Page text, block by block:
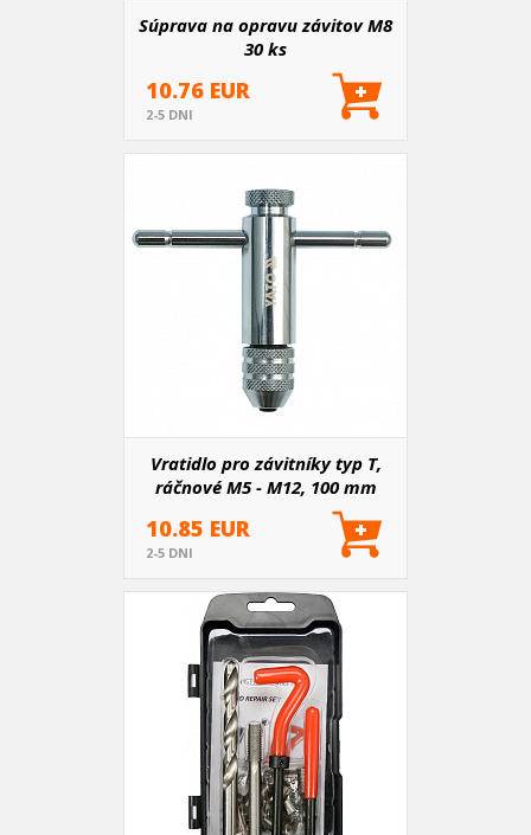
Súprava na opravu závitov M8
30 ks
10.76 EUR
2-5 DNI
Vratidlo pro závitníky typ T,
ráčnové M5 - M12, 100 mm
10.85 EUR
2-5 DNI